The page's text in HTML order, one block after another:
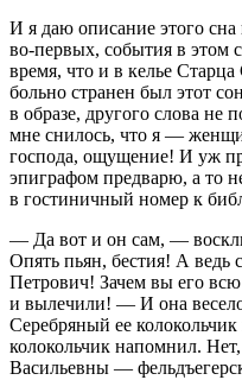
И я даю описание этого
во-первых, события в этом
время, что и в келье
больно странен был этот
в образе, другого слова
мне снилось, что я —
господа, ощущение! И уж
эпиграфом предварю, а то
в гостиничный номер к
— Да вот и он сам, —
Опять пьян, бестия! А ведь
Петрович! Зачем вы его
и вылечили! — И она весело
Серебряный ее
колокольчик напомнил.
Васильевны —